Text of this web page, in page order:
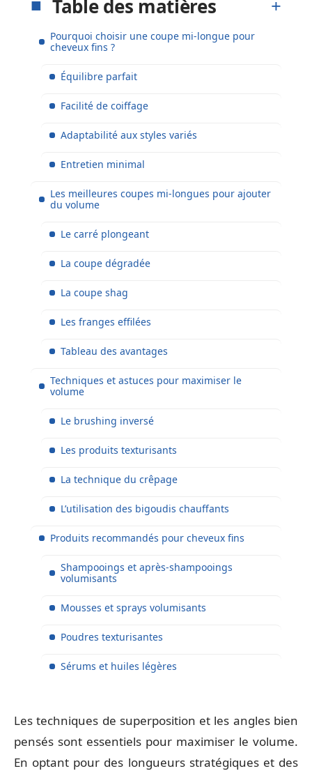
Table des matières
Pourquoi choisir une coupe mi-longue pour
cheveux fins ?
Équilibre parfait
Facilité de coiffage
Adaptabilité aux styles variés
Entretien minimal
Les meilleures coupes mi-longues pour ajouter
du volume
Le carré plongeant
La coupe dégradée
La coupe shag
Les franges effilées
Tableau des avantages
Techniques et astuces pour maximiser le
volume
Le brushing inversé
Les produits texturisants
La technique du crêpage
L’utilisation des bigoudis chauffants
Produits recommandés pour cheveux fins
Shampooings et après-shampooings
volumisants
Mousses et sprays volumisants
Poudres texturisantes
Sérums et huiles légères
Les techniques de superposition et les angles bien
pensés sont essentiels pour maximiser le volume.
En optant pour des longueurs stratégiques et des